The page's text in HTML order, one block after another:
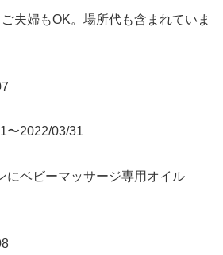
夫婦もOK。場所代も含まれていま
2022/03/31
にベビーマッサージ専用オイル